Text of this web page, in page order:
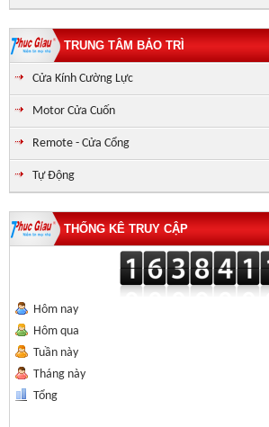
TRUNG TÂM BẢO TRÌ
Cửa Kính Cường Lực
Motor Cửa Cuốn
Remote - Cửa Cổng
Tự Động
THỐNG KÊ TRUY CẬP
Hôm nay
Hôm qua
Tuần này
Tháng này
Tổng